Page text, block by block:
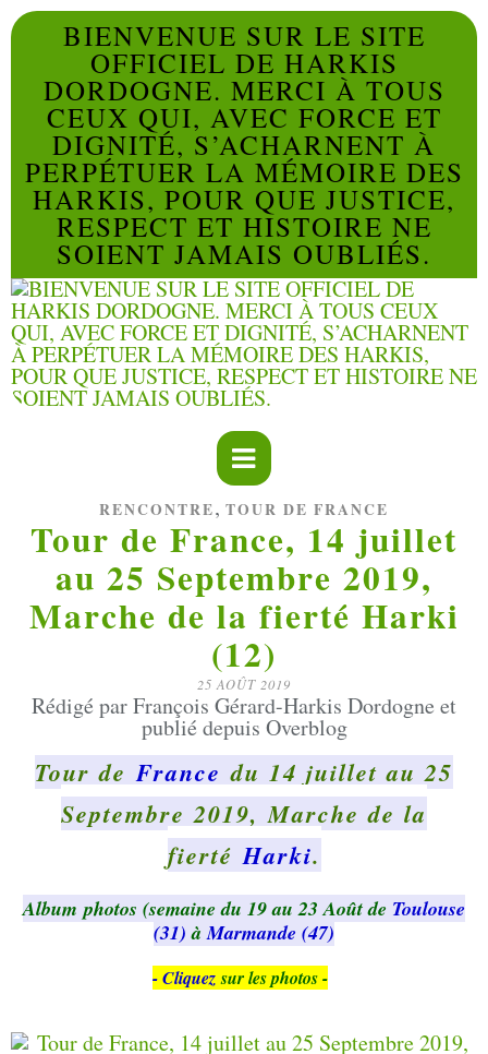
BIENVENUE SUR LE SITE
OFFICIEL DE HARKIS
DORDOGNE. MERCI À TOUS
CEUX QUI, AVEC FORCE ET
DIGNITÉ, S’ACHARNENT À
PERPÉTUER LA MÉMOIRE DES
HARKIS, POUR QUE JUSTICE,
RESPECT ET HISTOIRE NE
SOIENT JAMAIS OUBLIÉS.
RENCONTRE, TOUR DE FRANCE
Tour de France, 14 juillet
au 25 Septembre 2019,
Marche de la fierté Harki
(12)
25 AOÛT 2019
Rédigé par François Gérard-Harkis Dordogne et
publié depuis Overblog
Tour deFrance du 14 juillet au 25
Septembre 2019, Marche de la
fiertéHarki.
Album photos (semaine du 19 au 23 Août de Toulouse
(31) àMarmande (47)
- Cliquezsur les photos -